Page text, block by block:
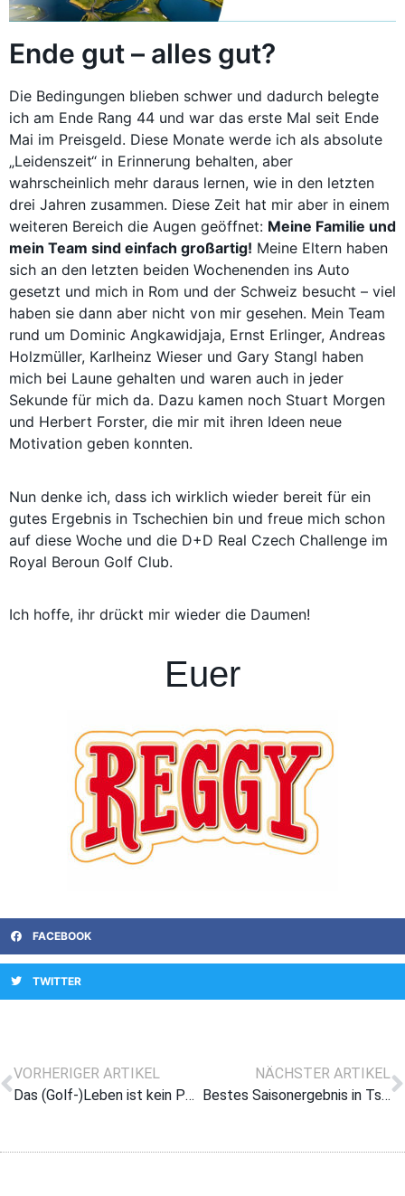
Ende gut – alles gut?
Die Bedingungen blieben schwer und dadurch belegte
ich am Ende Rang 44 und war das erste Mal seit Ende
Mai im Preisgeld. Diese Monate werde ich als absolute
„Leidenszeit“ in Erinnerung behalten, aber
wahrscheinlich mehr daraus lernen, wie in den letzten
drei Jahren zusammen. Diese Zeit hat mir aber in einem
weiteren Bereich die Augen geöffnet: Meine Familie und
mein Team sind einfach großartig! Meine Eltern haben
sich an den letzten beiden Wochenenden ins Auto
gesetzt und mich in Rom und der Schweiz besucht – viel
haben sie dann aber nicht von mir gesehen. Mein Team
rund um Dominic Angkawidjaja, Ernst Erlinger, Andreas
Holzmüller, Karlheinz Wieser und Gary Stangl haben
mich bei Laune gehalten und waren auch in jeder
Sekunde für mich da. Dazu kamen noch Stuart Morgen
und Herbert Forster, die mir mit ihren Ideen neue
Motivation geben konnten.
Nun denke ich, dass ich wirklich wieder bereit für ein
gutes Ergebnis in Tschechien bin und freue mich schon
auf diese Woche und die D+D Real Czech Challenge im
Royal Beroun Golf Club.
Ich hoffe, ihr drückt mir wieder die Daumen!
Euer
FACEBOOK
TWITTER
VORHERIGER ARTIKEL
Das (Golf-)Leben ist kein Ponyhof!
NÄCHSTER ARTIKEL
Bestes Saisonergebnis in Tschechien